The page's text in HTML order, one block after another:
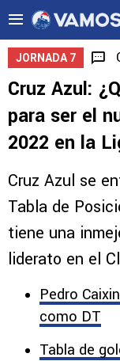
JORNADA 7
Cruz Azul:
para ser el
2022 en la
Cruz Azul se
Tabla de
tiene una
liderato en el
Pedro
como DT
Tabla de